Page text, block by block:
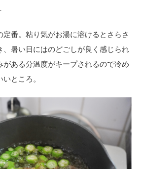
定番。粘り気がお湯に溶けるとさらさ
、暑い日にはのどごしが良く感じられ
がある分温度がキープされるので冷め
ところ。